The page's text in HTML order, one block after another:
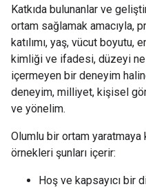
Katkıda bulunanlar ve
ortam sağlamak amacıyla,
katılımı, yaş, vücut
kimliği ve ifadesi, düzeyi
içermeyen bir deneyim
deneyim, milliyet, kişisel
ve yönelim.
Olumlu bir ortam yaratmaya
örnekleri şunları içerir:
Hoş ve kapsayıcı bir